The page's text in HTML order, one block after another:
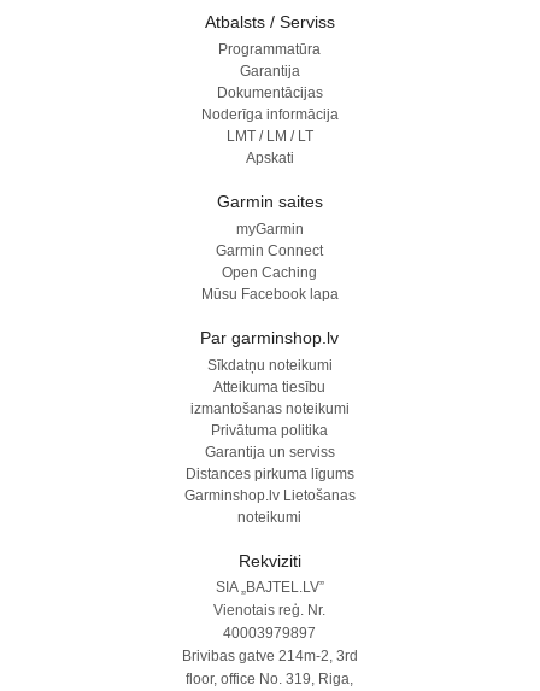
Atbalsts / Serviss
Programmatūra
Garantija
Dokumentācijas
Noderīga informācija
LMT / LM / LT
Apskati
Garmin saites
myGarmin
Garmin Connect
Open Caching
Mūsu Facebook lapa
Par garminshop.lv
Sīkdatņu noteikumi
Atteikuma tiesību
izmantošanas noteikumi
Privātuma politika
Garantija un serviss
Distances pirkuma līgums
Garminshop.lv Lietošanas
noteikumi
Rekviziti
SIA „BAJTEL.LV”
Vienotais reģ. Nr.
40003979897
Brivibas gatve 214m-2, 3rd
floor, office No. 319, Riga,